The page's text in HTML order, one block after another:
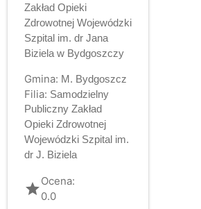
Zakład Opieki
Zdrowotnej Wojewódzki
Szpital im. dr Jana
Biziela w Bydgoszczy
Gmina: M. Bydgoszcz
Filia: Samodzielny
Publiczny Zakład
Opieki Zdrowotnej
Wojewódzki Szpital im.
dr J. Biziela
gradeOcena:
0.0